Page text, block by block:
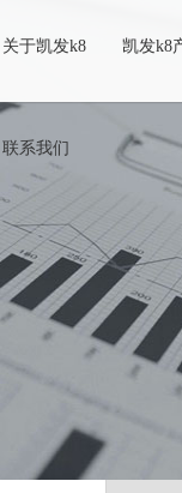
关于凯发k8 凯发k8
联系我们